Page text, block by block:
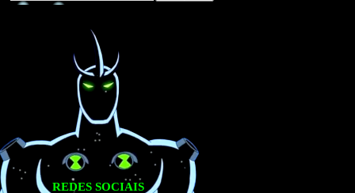
REDES SOCIAIS